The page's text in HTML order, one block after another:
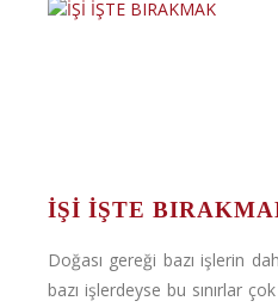
İŞİ İŞTE
Doğası gereği bazı işlerin
bazı işlerdeyse bu sınırlar